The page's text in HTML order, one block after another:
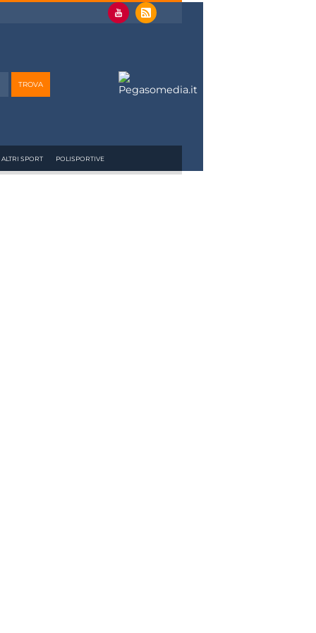
ALTRI SPORT POLISPORTIVE